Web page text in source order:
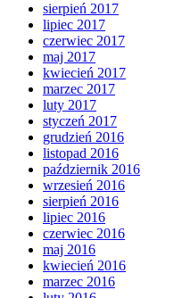
sierpień 2017
lipiec 2017
czerwiec 2017
maj 2017
kwiecień 2017
marzec 2017
luty 2017
styczeń 2017
grudzień 2016
listopad 2016
październik 2016
wrzesień 2016
sierpień 2016
lipiec 2016
czerwiec 2016
maj 2016
kwiecień 2016
marzec 2016